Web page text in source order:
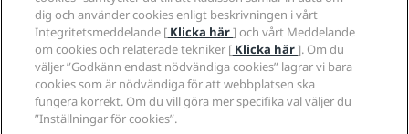
Anskaffning
Sidkarta
dig och använder cookies enligt beskrivningen i vårt
Integritetsmeddelande [ Klicka här] och vårt Meddelande
om cookies och relaterade tekniker [ Klicka här]. Om du
väljer ”Godkänn endast nödvändiga cookies” lagrar vi bara
cookies som är nödvändiga för att webbplatsen ska
fungera korrekt. Om du vill göra mer specifika val väljer du
”Inställningar för cookies”.